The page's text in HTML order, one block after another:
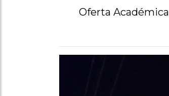
Oferta Académica